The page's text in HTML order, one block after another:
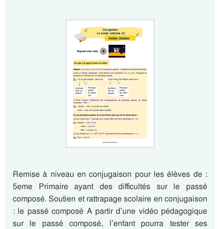
Remise à niveau en conjugaison pour les élèves de :
5eme Primaire ayant des difficultés sur le passé
composé. Soutien et rattrapage scolaire en conjugaison
: le passé composé A partir d’une vidéo pédagogique
sur le passé composé, l’enfant pourra tester ses